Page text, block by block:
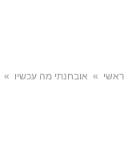
ראשי » אובחנתי מה עכשיו »